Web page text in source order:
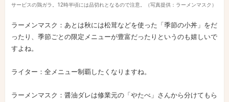
サービスの鶏ガラ。12時半頃には品切れとなるので注意。（写真提供：ラーメンマスク）
ラーメンマスク：あとは秋には松茸などを使った「季節の小丼」をだ
ったり、季節ごとの限定メニューが豊富だったりというのも嬉しいで
すよね。
ライター：全メニュー制覇したくなりますね。
ラーメンマスク：醤油ダレは修業元の「やたべ」さんから分けてもら